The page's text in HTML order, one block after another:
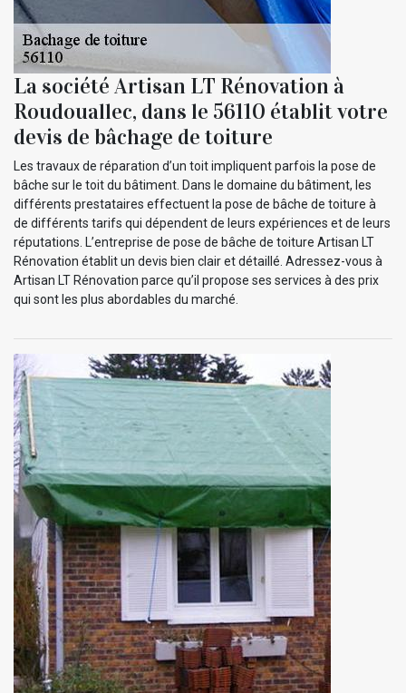
La société Artisan LT Rénovation à
Roudouallec, dans le 56110 établit votre
devis de bâchage de toiture
Les travaux de réparation d’un toit impliquent parfois la pose de
bâche sur le toit du bâtiment. Dans le domaine du bâtiment, les
différents prestataires effectuent la pose de bâche de toiture à
de différents tarifs qui dépendent de leurs expériences et de leurs
réputations. L’entreprise de pose de bâche de toiture Artisan LT
Rénovation établit un devis bien clair et détaillé. Adressez-vous à
Artisan LT Rénovation parce qu’il propose ses services à des prix
qui sont les plus abordables du marché.